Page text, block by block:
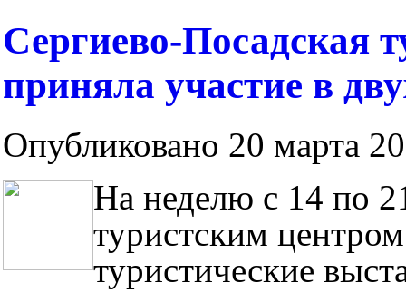
Сергиево-Посадская
приняла участие в
Опубликовано 20 марта
На неделю с 14 по
туристским
туристические